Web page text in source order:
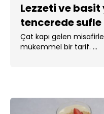
Lezzeti ve basit
tencerede
Çat kapı gelen
mükemmel bir tarif. ...